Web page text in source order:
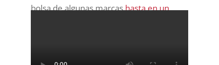
bolsa de algunas marcashasta en un
cada 12 nuevas empresas sí usa la